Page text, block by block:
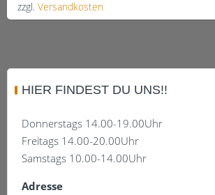
zzgl. Versandkosten
Varianten
Optionen
können
HIER FINDEST DU UNS!!
Donnerstags 14.00-19.00Uhr
Freitags 14.00-20.00Uhr
Samstags 10.00-14.00Uhr
Adresse